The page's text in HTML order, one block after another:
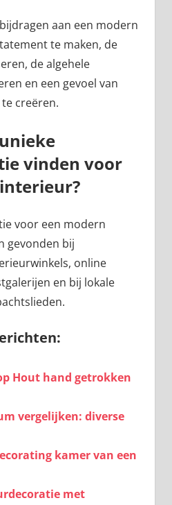
aan een modern
te maken, de
de algehele
en een gevoel van
creëren.
vinden voor
voor een modern
gevonden bij
online
en bij lokale
Hout hand getrokken
vergelijken: diverse
kamer van een
met